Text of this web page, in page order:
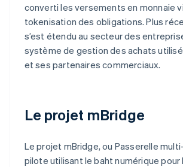
converti les versements en monnaie
tokenisation des obligations. Plus
s’est étendu au secteur des
système de gestion des achats
et ses partenaires commerciaux.
Le projet mBridge
Le projet mBridge, ou Passerelle
pilote utilisant le baht numérique